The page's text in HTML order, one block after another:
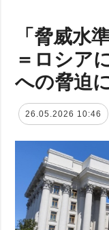
「脅威水
＝ロシア
への脅迫
26.05.2026 10:46